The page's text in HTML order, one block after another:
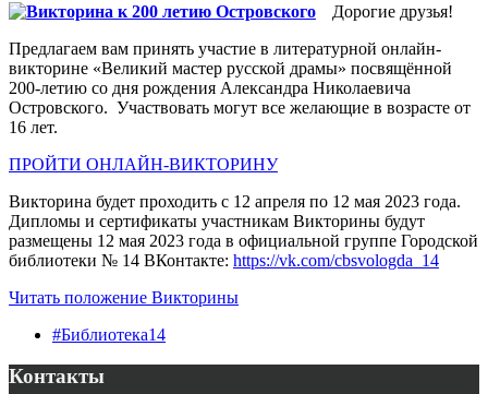
Дорогие друзья!
Предлагаем вам принять участие в литературной онлайн-
викторине «Великий мастер русской драмы» посвящённой
200-летию со дня рождения Александра Николаевича
Островского. Участвовать могут все желающие в возрасте от
16 лет.
ПРОЙТИ ОНЛАЙН-ВИКТОРИНУ
Викторина будет проходить с 12 апреля по 12 мая 2023 года.
Дипломы и сертификаты участникам Викторины будут
размещены 12 мая 2023 года в официальной группе Городской
библиотеки № 14 ВКонтакте: https://vk.com/cbsvologda_14
Читать положение Викторины
#Библиотека14
Контакты